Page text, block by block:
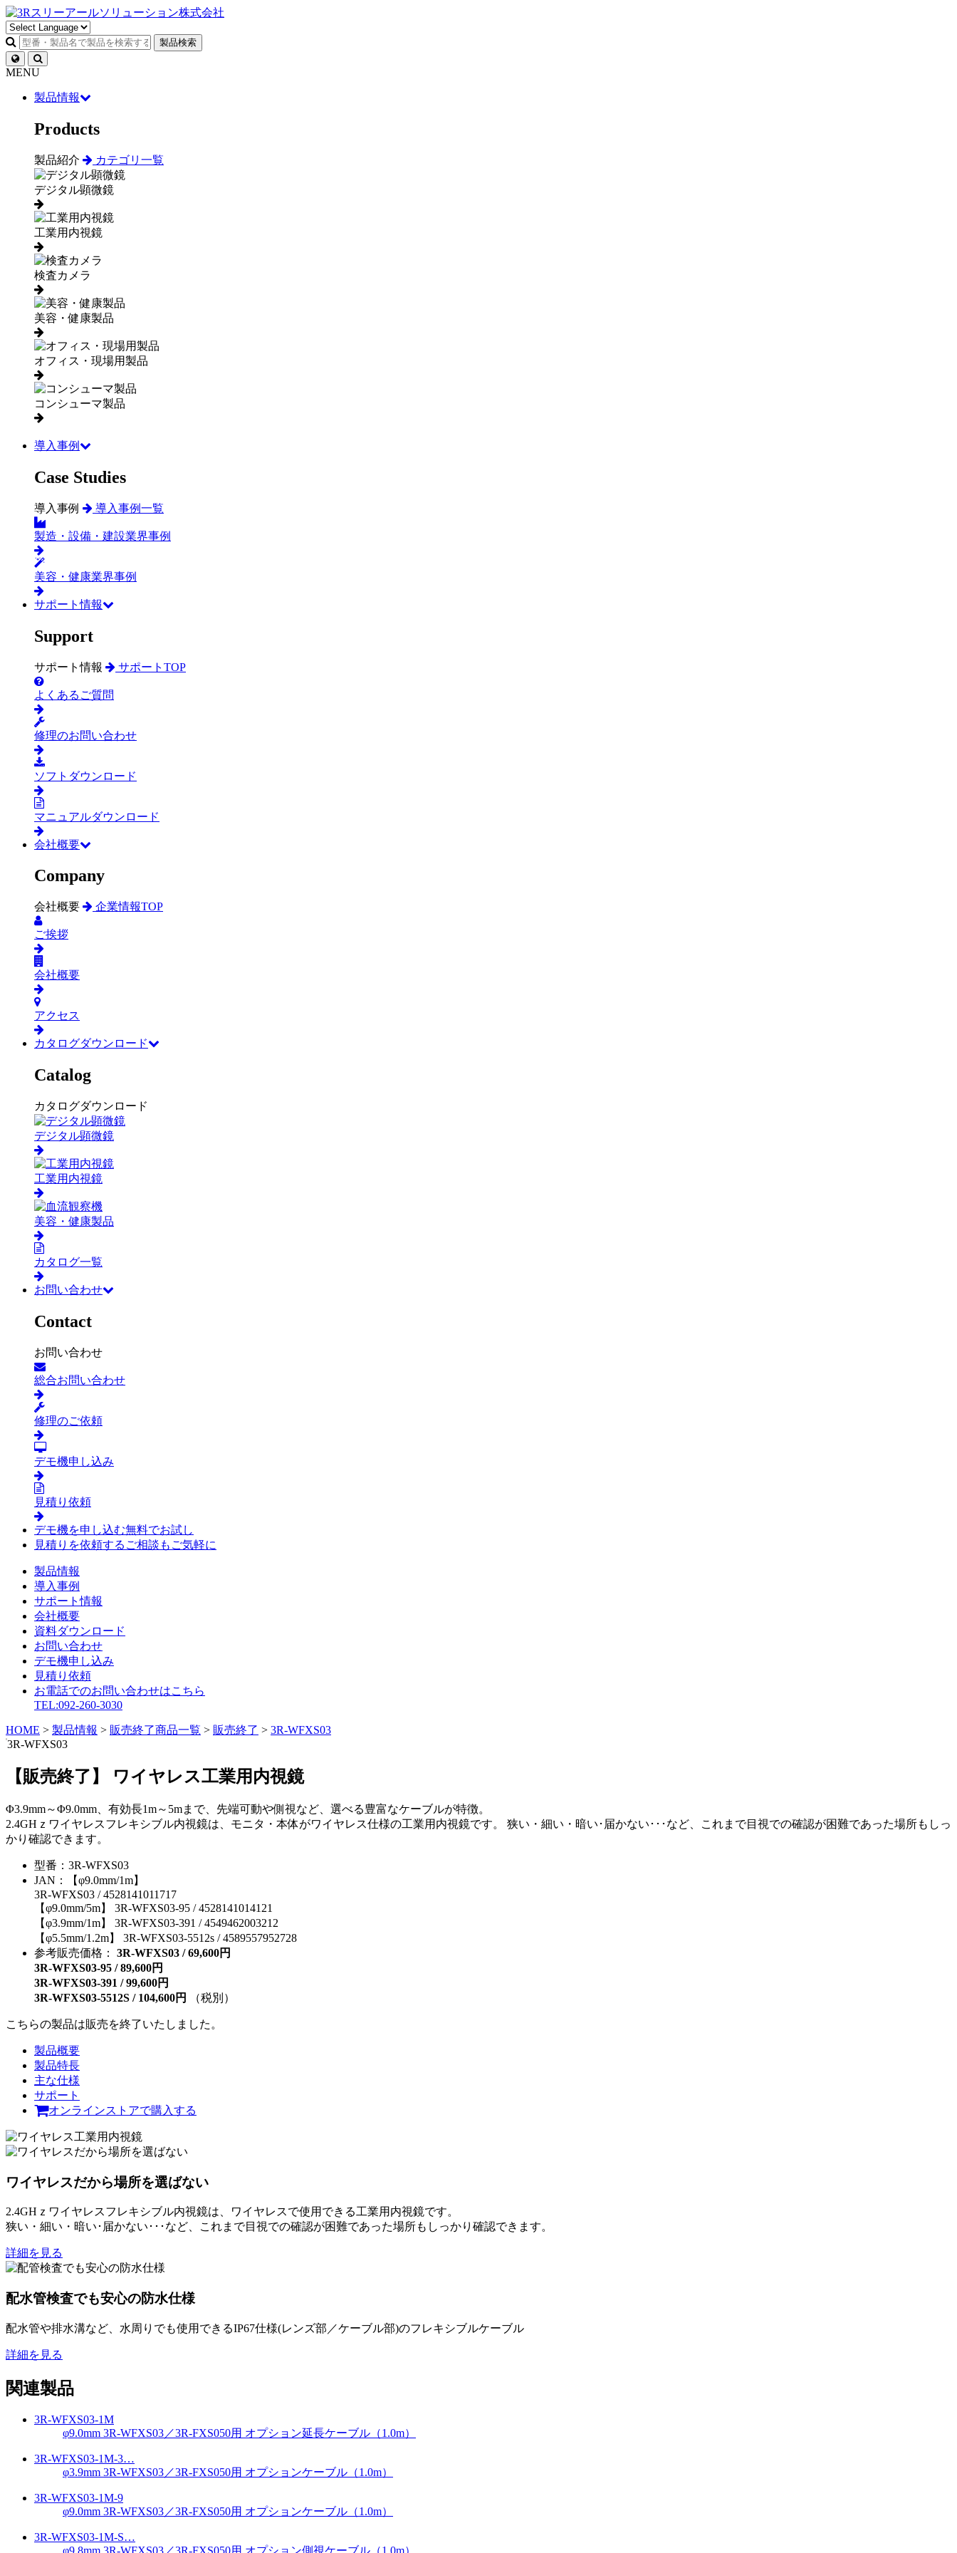
製品検索
MENU
製品情報
Products
製品紹介 カテゴリ一覧
デジタル顕微鏡
工業用内視鏡
検査カメラ
美容・健康製品
オフィス・現場用製品
コンシューマ製品
導入事例
Case Studies
導入事例 導入事例一覧
製造・設備・建設業界事例
美容・健康業界事例
サポート情報
Support
サポート情報 サポートTOP
よくあるご質問
修理のお問い合わせ
ソフトダウンロード
マニュアルダウンロード
会社概要
Company
会社概要 企業情報TOP
ご挨拶
会社概要
アクセス
カタログダウンロード
Catalog
カタログダウンロード
デジタル顕微鏡
工業用内視鏡
美容・健康製品
カタログ一覧
お問い合わせ
Contact
お問い合わせ
総合お問い合わせ
修理のご依頼
デモ機申し込み
見積り依頼
デモ機を申し込む無料でお試し
見積りを依頼する ご相談もご気軽に
製品情報
導入事例
サポート情報
会社概要
資料ダウンロード
お問い合わせ
デモ機申し込み
見積り依頼
お電話でのお問い合わせはこちら
TEL:092-260-3030
HOME > 製品情報 > 販売終了商品一覧 > 販売終了 > 3R-WFXS03
3R-WFXS03
【販売終了】 ワイヤレス工業用内視鏡
Φ3.9mm～Φ9.0mm、有効長1m～5mまで、先端可動や側視など、選べる豊富なケーブルが特徴。
2.4GHｚワイヤレスフレキシブル内視鏡は、モニタ・本体がワイヤレス仕様の工業用内視鏡です。 狭い・細い・暗い･届かない･･･など、これまで目視での確認が困難であった場所もしっ
かり確認できます。
型番： 3R-WFXS03
JAN：
【φ9.0mm/1m】
3R-WFXS03 / 4528141011717
【φ9.0mm/5m】 3R-WFXS03-95 / 4528141014121
【φ3.9mm/1m】 3R-WFXS03-391 / 4549462003212
【φ5.5mm/1.2m】 3R-WFXS03-5512s / 4589557952728
参考販売価格：
3R-WFXS03 / 69,600円
3R-WFXS03-95 / 89,600円
3R-WFXS03-391 / 99,600円
3R-WFXS03-5512S / 104,600円
（税別）
こちらの製品は販売を終了いたしました。
製品概要
製品特長
主な仕様
サポート
オンラインストアで購入する
ワイヤレスだから場所を選ばない
2.4GHｚワイヤレスフレキシブル内視鏡は、ワイヤレスで使用できる工業用内視鏡です。
狭い・細い・暗い･届かない･･･など、これまで目視での確認が困難であった場所もしっかり確認できます。
詳細を見る
配水管検査でも安心の防水仕様
配水管や排水溝など、水周りでも使用できるIP67仕様(レンズ部／ケーブル部)のフレキシブルケーブル
詳細を見る
関連製品
3R-WFXS03-1M
φ9.0mm 3R-WFXS03／3R-FXS050用 オプション延長ケーブル（1.0m）
3R-WFXS03-1M-3…
φ3.9mm 3R-WFXS03／3R-FXS050用 オプションケーブル（1.0m）
3R-WFXS03-1M-9
φ9.0mm 3R-WFXS03／3R-FXS050用 オプションケーブル（1.0m）
3R-WFXS03-1M-S…